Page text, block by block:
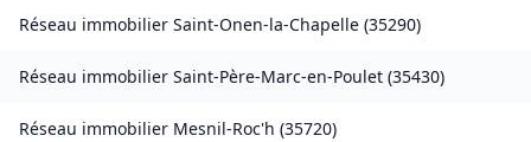
Réseau immobilier Saint-Onen-la-Chapelle (35290)
Réseau immobilier Saint-Père-Marc-en-Poulet (35430)
Réseau immobilier Mesnil-Roc'h (35720)